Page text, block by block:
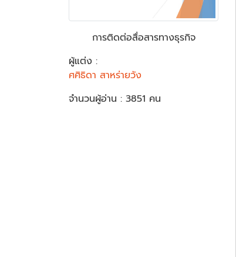
การติดต่อสื่อสารทางธุรกิจ
ผู้แต่ง :
ศศิธิดา สาหร่ายวัง
จำนวนผู้อ่าน : 3851 คน